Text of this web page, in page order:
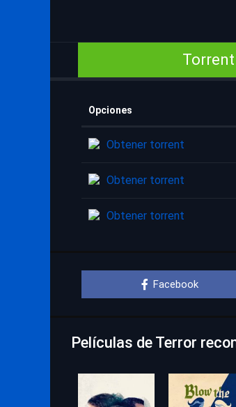
Torrent
Opciones
Obtener torrent
Obtener torrent
Obtener torrent
Facebook
Películas de Terror